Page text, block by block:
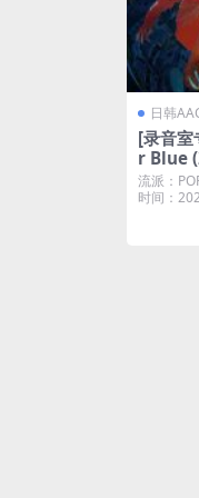
日韩
[录音
r Blue
us
流派：
时间：